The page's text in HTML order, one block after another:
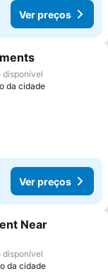
Ver preços
favoritos
disponível
da cidade
Ver preços
favoritos
Near
disponível
da cidade